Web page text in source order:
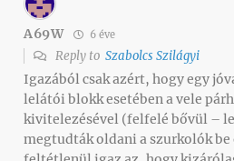
A69W 6 éve
Reply to Szabolcs Szilágyi
Igazából csak azért, hogy egy
lelátói blokk esetében a vele
kivitelezésével (felfelé bővül –
megtudták oldani a szurkolók be